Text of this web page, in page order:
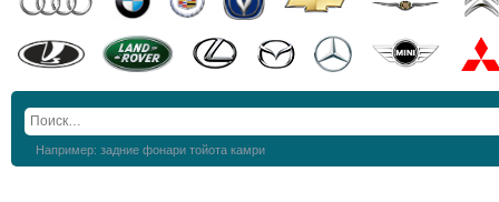
Например: задние фонари тойота камри